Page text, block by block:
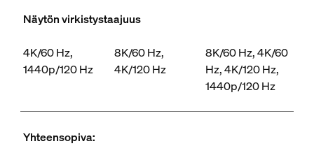
Näytön virkistystaajuus
4K/60 Hz,
1440p/120 Hz
8K/60 Hz,
4K/120 Hz
8K/60 Hz, 4K/60
Hz, 4K/120 Hz,
1440p/120 Hz
Yhteensopiva: